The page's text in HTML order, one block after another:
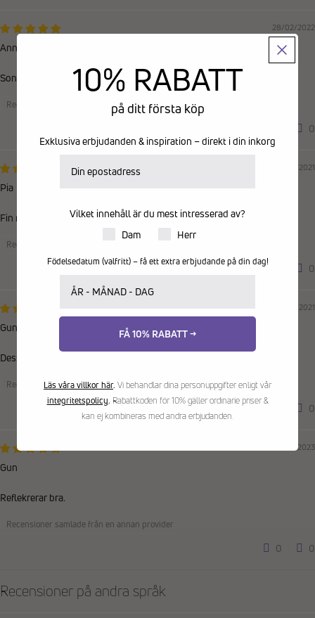
28/02/2022
Annica
Sonhustruns som tycker om zebror. Så lämpligt
Recensioner samlade från en annan provider
0
27/10/2021
Pia
Fin mjuk följsam. Jättesnygg!
Recensioner samlade från en annan provider
0
11/10/2021
Gunvor
Dessa är snygga och kanon reflex
Recensioner samlade från en annan provider
0
12/01/2023
Gun
Reflekrerar bra.
Recensioner samlade från en annan provider
0 0
Recensioner på andra språk
10% RABATT
på ditt första köp
Exklusiva erbjudanden & inspiration – direkt i din inkorg
Vilket innehåll är du mest intresserad av?
Produkter för dam eller herr
Dam Herr
Födelsedatum (valfritt) – få ett extra erbjudande på din dag!
FÅ 10% RABATT →
Läs våra villkor här. Vi behandlar dina personuppgifter enligt vår
integritetspolicy. Rabattkoden för 10% gäller ordinarie priser &
kan ej kombineras med andra erbjudanden.